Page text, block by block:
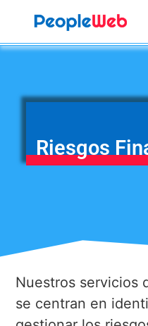
Riesgos
Nuestros servicios
se centran en